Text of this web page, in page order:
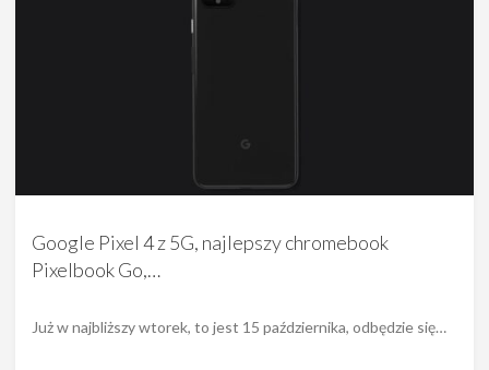
Google Pixel 4 z 5G, najlepszy chromebook
Pixelbook Go,…
Już w najbliższy wtorek, to jest 15 października, odbędzie się…